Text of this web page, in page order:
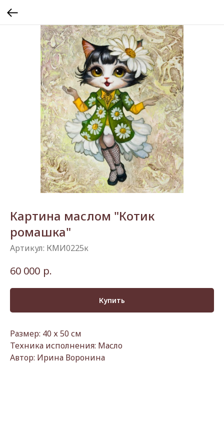
Картина маслом "Котик
ромашка"
Артикул: КМИ0225к
60 000 р.
Купить
Размер: 40 х 50 см
Техника исполнения: Масло
Автор: Ирина Воронина